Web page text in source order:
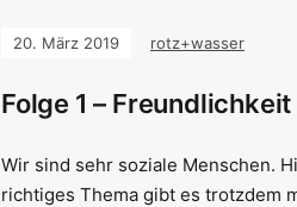
20. März 2019 rotz+wasser
Folge 1 –
Wir sind sehr soziale Menschen.
richtiges Thema gibt es trotzdem